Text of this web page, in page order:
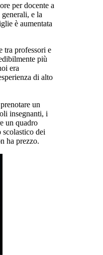
per docente a
e la
è aumentata
tra professori e
più
era
di alto
un
insegnanti, i
un quadro
scolastico dei
ha prezzo.